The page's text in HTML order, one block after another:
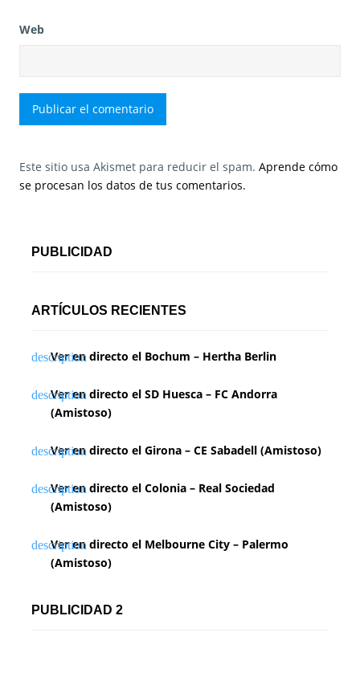
Web
Este sitio usa Akismet para reducir el spam. Aprende cómo
se procesan los datos de tus comentarios.
PUBLICIDAD
ARTÍCULOS RECIENTES
Ver en directo el Bochum – Hertha Berlin
Ver en directo el SD Huesca – FC Andorra
(Amistoso)
Ver en directo el Girona – CE Sabadell (Amistoso)
Ver en directo el Colonia – Real Sociedad
(Amistoso)
Ver en directo el Melbourne City – Palermo
(Amistoso)
PUBLICIDAD 2